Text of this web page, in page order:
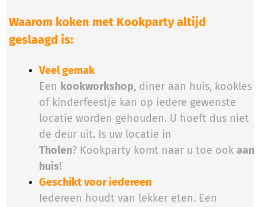
Waarom koken met Kookparty altijd
geslaagd is:
Veel gemak
Een kookworkshop, diner aan huis, kookles
of kinderfeestje kan op iedere gewenste
locatie worden gehouden. U hoeft dus niet
de deur uit. Is uw locatie in
Tholen? Kookparty komt naar u toe ook aan
huis!
Geschikt voor iedereen
Iedereen houdt van lekker eten. Een